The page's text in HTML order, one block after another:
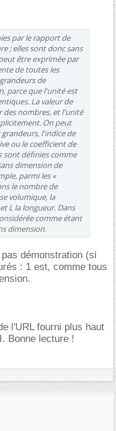
par le rapport de
; elles sont donc sans
être exprimée par
de toutes les
de
parce que l'unité est
La valeur de
des nombres, et l'unité
On peut
l'indice de
ou le coefficient de
sont définies comme
dimension de
parmi les «
le nombre de
volumique, la
L la longueur. Dans
comme étant
dimension.
démonstration (si
: 1 est, comme tous
l'URL fourni plus haut
Bonne lecture !